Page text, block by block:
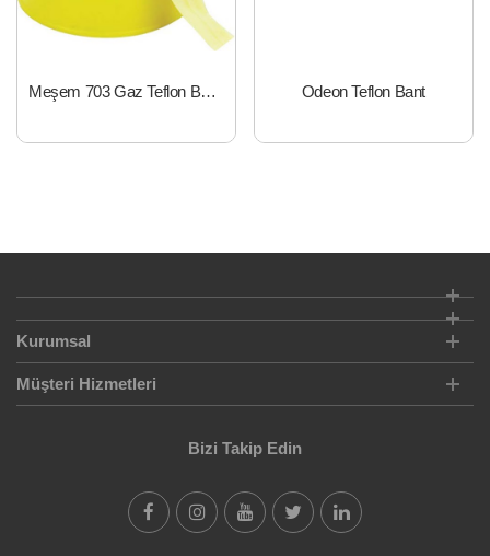
Meşem 703 Gaz Teflon Bant 8mt*12mm Odeon Teflon Bant
Kurumsal
Müşteri Hizmetleri
Bizi Takip Edin